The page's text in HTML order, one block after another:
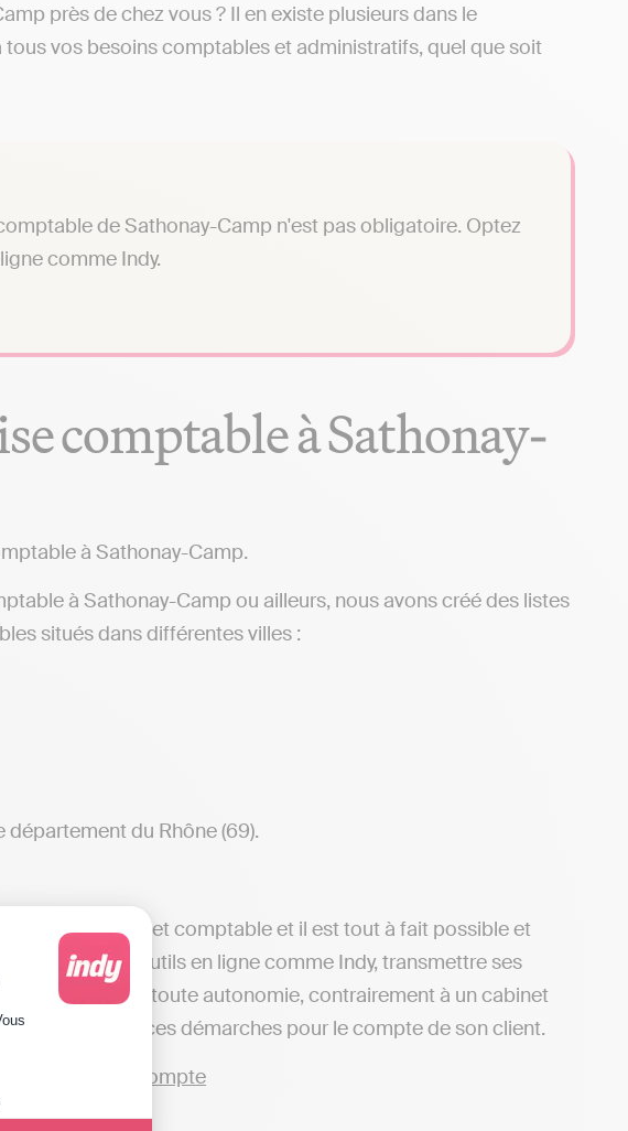
: Personnalisez vos Options
près de chez vous ? Il en existe plusieurs dans le
vos besoins comptables et administratifs, quel que soit
de Sathonay-Camp n'est pas obligatoire. Optez
comme Indy.
comptable à Sathonay-
à Sathonay-Camp.
à Sathonay-Camp ou ailleurs, nous avons créé des listes
situés dans différentes villes :
département du Rhône (69).
d’un cabinet comptable et il est tout à fait possible et
avec des outils en ligne comme Indy, transmettre ses
possible en toute autonomie, contrairement à un cabinet
fera toutes ces démarches pour le compte de son client.